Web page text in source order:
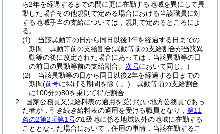
ら2年を経過するまでの間に更に在勤する地域を異にして異
動した場合その他規則で定める場合における当該職員に対
する地域手当の支給については，規則で定めるところによ
る。
(1)
当該異動等の日から同日以後1年を経過する日までの
期間 異動等前の支給割合(異動等前の支給割合が当該異
動等の後に改定された場合にあっては，当該異動等の日
の前日の異動等前の支給割合。 次号において同じ。)
(2)
当該異動等の日から同日以後2年を経過する日までの
期間(前号に掲げる期間を除く。) 異動等前の支給割合
に100分の80を乗じて得た割合
2
国家公務員又は給料表の適用を受けない地方公務員であっ
た者が，引き続き給料表の適用を受ける職員となり， 第11
条の2第2項第1号の1級地に係る地域以外の地域に在勤する
こととなった場合において，任用の事情，当該在勤するこ